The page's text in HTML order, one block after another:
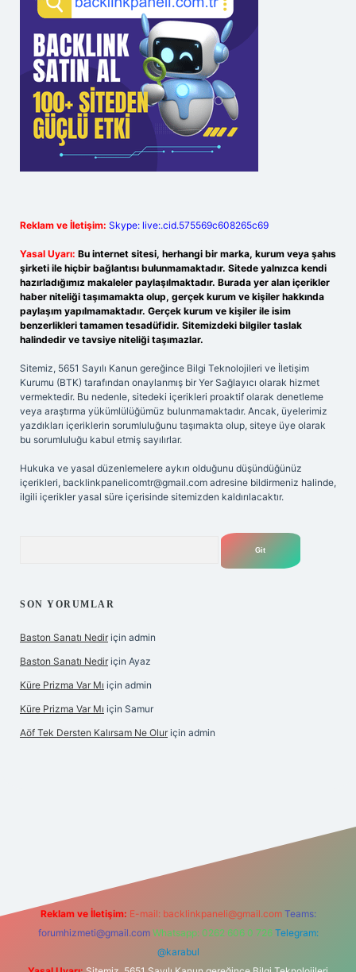
Reklam ve İletişim: Skype: live:.cid.575569c608265c69
Yasal Uyarı: Bu internet sitesi, herhangi bir marka, kurum veya şahıs
şirketi ile hiçbir bağlantısı bulunmamaktadır. Sitede yalnızca kendi
hazırladığımız makaleler paylaşılmaktadır. Burada yer alan içerikler
haber niteliği taşımamakta olup, gerçek kurum ve kişiler hakkında
paylaşım yapılmamaktadır. Gerçek kurum ve kişiler ile isim
benzerlikleri tamamen tesadüfidir. Sitemizdeki bilgiler taslak
halindedir ve tavsiye niteliği taşımazlar.
Sitemiz, 5651 Sayılı Kanun gereğince Bilgi Teknolojileri ve İletişim
Kurumu (BTK) tarafından onaylanmış bir Yer Sağlayıcı olarak hizmet
vermektedir. Bu nedenle, sitedeki içerikleri proaktif olarak denetleme
veya araştırma yükümlülüğümüz bulunmamaktadır. Ancak, üyelerimiz
yazdıkları içeriklerin sorumluluğunu taşımakta olup, siteye üye olarak
bu sorumluluğu kabul etmiş sayılırlar.
Hukuka ve yasal düzenlemelere aykırı olduğunu düşündüğünüz
içerikleri, backlinkpanelicomtr@gmail.com adresine bildirmeniz halinde,
ilgili içerikler yasal süre içerisinde sitemizden kaldırılacaktır.
SON YORUMLAR
Baston Sanatı Nedir için admin
Baston Sanatı Nedir için Ayaz
Küre Prizma Var Mı için admin
Küre Prizma Var Mı için Samur
Aöf Tek Dersten Kalırsam Ne Olur için admin
Reklam ve İletişim: E-mail: backlinkpaneli@gmail.com Teams:
forumhizmeti@gmail.com Whatsapp: 0262 606 0 726 Telegram:
@karabul